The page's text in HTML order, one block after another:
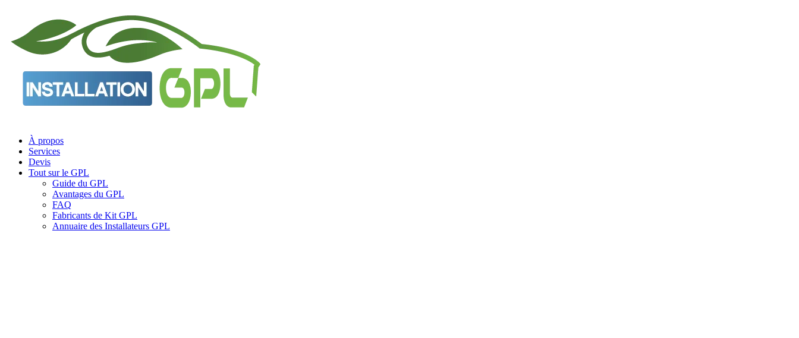
contenu
À propos
Services
Devis
Tout sur le GPL
Guide du GPL
Avantages du GPL
FAQ
Fabricants de Kit GPL
Annuaire des Installateurs GPL